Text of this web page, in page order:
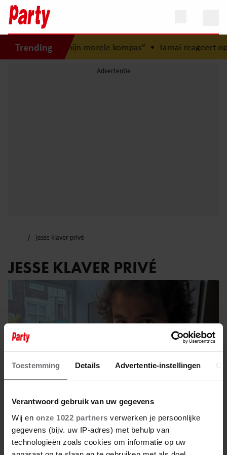
Toestemming Details Advertentie-instellingen
Verantwoord gebruik van uw gegevens
Wij en onze 1022 partners verwerken je persoonlijke
gegevens (bijv. uw IP-adres) met behulp van
technologieën zoals cookies om informatie op uw
Trending
“Mijn zus is mijn morele kompas”• Jamai reageert
jesse klaver privé
JESSE KLAVER PRIVÉ
26 juli 2025